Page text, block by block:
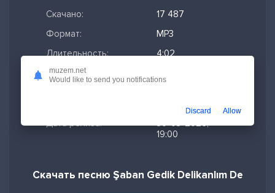
Скачано:
17 487
Формат:
MP3
Длительность:
4:02
Размер файла:
Дата релиза:
30-03-2026,
19:00
Скачать песню Şaban Gedik Delikanlım De
muzem.net
Would like to send you notifications
Discard Allow